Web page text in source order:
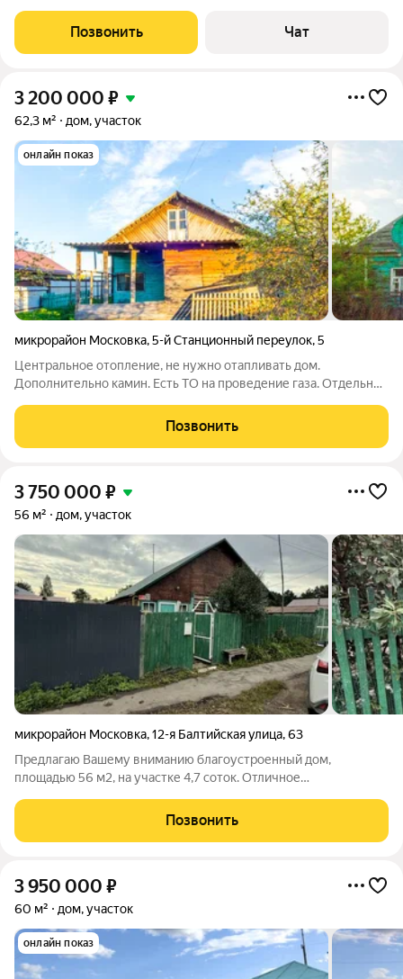
огород,теплица ,емкости для воды,сарай,инвентарь.
Позвонить Чат
3 200 000 ₽
62,3 м² дом, участок
онлайн показ
микрорайон Московка,5-й Станционный переулок,5
Центральное отопление, не нужно отапливать дом.
Дополнительно камин. Есть ТО на проведение газа. Отдельно
(Ленинский р-н, Старая Московка). Привлекательная цена,
ниже 1 комн. кв-ры на рынке!
Позвонить
3 750 000 ₽
56 м² дом, участок
микрорайон Московка,12-я Балтийская улица,63
Предлагаю Вашему вниманию благоустроенный дом,
площадью 56 м2, на участке 4,7 соток. Отличное
благоустроен: газовое отопление, центральное
водоснабжение, бойлер, септик на 3 куб.м. Состояние
Позвонить
3 950 000 ₽
60 м² дом, участок
онлайн показ